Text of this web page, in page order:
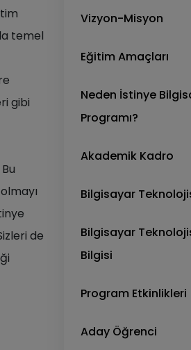
temel
gibi
de
Vizyon-Misyon
Eğitim Amaçları
Neden İstinye
Programı?
Akademik Kadro
Bilgisayar
Bilgisayar
Bilgisi
Program Etkinlikleri
Aday Öğrenci